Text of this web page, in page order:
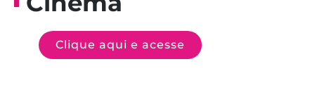
Clique aqui e acesse